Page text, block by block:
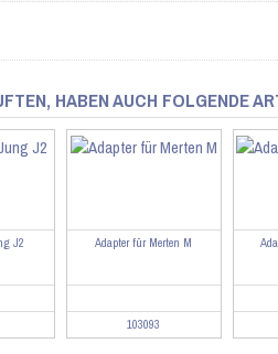
HABEN AUCH FOLGENDE
J2 Adapter für Merten M
103093